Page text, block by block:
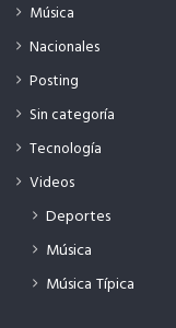
Música
Nacionales
Posting
Sin categoría
Tecnología
Videos
Deportes
Música
Música Típica